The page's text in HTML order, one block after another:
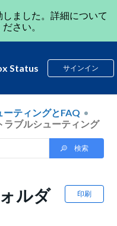
しました。詳細について
さい。
Status サインイン
ーティングとFAQ
ラブルシューティング
印刷
ルダ